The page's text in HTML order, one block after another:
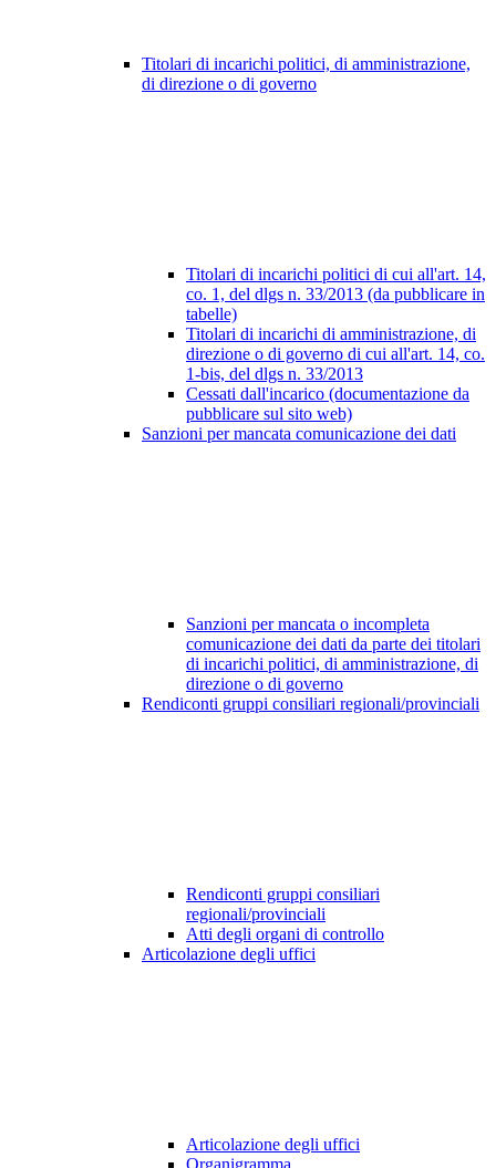
Titolari di incarichi politici, di amministrazione,
di direzione o di governo
Titolari di incarichi politici di cui all'art. 14,
co. 1, del dlgs n. 33/2013 (da pubblicare in
tabelle)
Titolari di incarichi di amministrazione, di
direzione o di governo di cui all'art. 14, co.
1-bis, del dlgs n. 33/2013
Cessati dall'incarico (documentazione da
pubblicare sul sito web)
Sanzioni per mancata comunicazione dei dati
Sanzioni per mancata o incompleta
comunicazione dei dati da parte dei titolari
di incarichi politici, di amministrazione, di
direzione o di governo
Rendiconti gruppi consiliari regionali/provinciali
Rendiconti gruppi consiliari
regionali/provinciali
Atti degli organi di controllo
Articolazione degli uffici
Articolazione degli uffici